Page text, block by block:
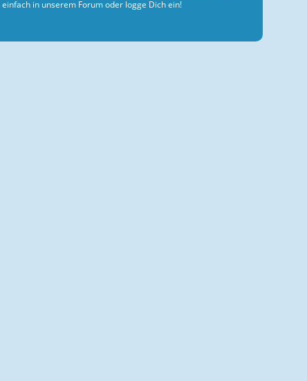
einfach in unserem Forum oder logge Dich ein!